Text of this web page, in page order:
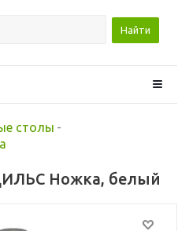
Найти
столы -
Ножка, белый